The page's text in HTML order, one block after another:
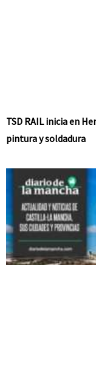
TSD RAIL inicia en
pintura y soldadura